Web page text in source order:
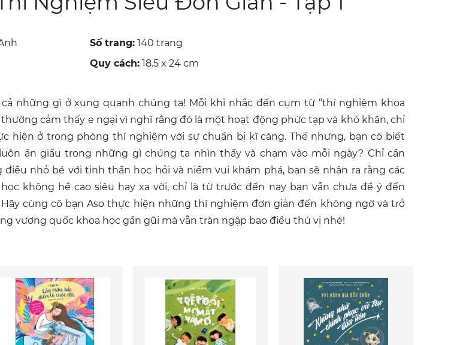
Số trang: 140 trang
Quy cách: 18.5 x 24 cm
cả những gì ở xung quanh chúng ta! Mỗi khi nhắc đến cụm từ “thí nghiệm khoa
thường cảm thấy e ngại vì nghĩ rằng đó là một hoạt động phức tạp và khó khăn, chỉ
hiện ở trong phòng thí nghiệm với sự chuẩn bị kĩ càng. Thế nhưng, bạn có biết
ẩn giấu trong những gì chúng ta nhìn thấy và chạm vào mỗi ngày? Chỉ cần
điều nhỏ bé với tinh thần học hỏi và niềm vui khám phá, bạn sẽ nhận ra rằng các
không hề cao siêu hay xa vời, chỉ là từ trước đến nay bạn vẫn chưa để ý đến
cùng cô bạn Aso thực hiện những thí nghiệm đơn giản đến không ngờ và trở
vương quốc khoa học gần gũi mà vẫn tràn ngập bao điều thú vị nhé!